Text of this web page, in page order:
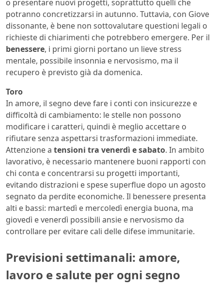
o presentare nuovi progetti, soprattutto quelli che
potranno concretizzarsi in autunno. Tuttavia, con Giove
dissonante, è bene non sottovalutare questioni legali o
richieste di chiarimenti che potrebbero emergere. Per il
benessere, i primi giorni portano un lieve stress
mentale, possibile insonnia e nervosismo, ma il
recupero è previsto già da domenica.
Toro
In amore, il segno deve fare i conti con insicurezze e
difficoltà di cambiamento: le stelle non possono
modificare i caratteri, quindi è meglio accettare o
rifiutare senza aspettarsi trasformazioni immediate.
Attenzione a tensioni tra venerdì e sabato. In ambito
lavorativo, è necessario mantenere buoni rapporti con
chi conta e concentrarsi su progetti importanti,
evitando distrazioni e spese superflue dopo un agosto
segnato da perdite economiche. Il benessere presenta
alti e bassi: martedì e mercoledì energia buona, ma
giovedì e venerdì possibili ansie e nervosismo da
controllare per evitare cali delle difese immunitarie.
Previsioni settimanali: amore,
lavoro e salute per ogni segno